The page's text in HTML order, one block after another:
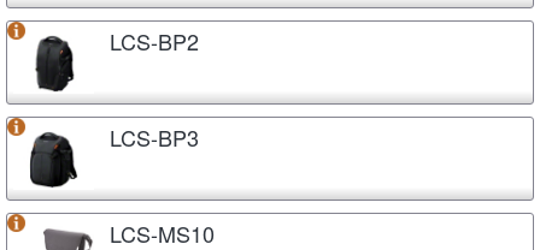
LCS-BP2
LCS-BP3
LCS-MS10